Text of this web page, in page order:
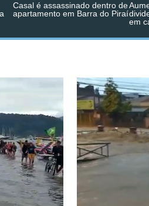
Casal é assassinado dentro de
apartamento em Barra do Piraí
em